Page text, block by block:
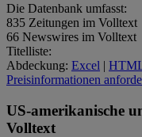
Die Datenbank umfasst:
835 Zeitungen im Volltext
66 Newswires im Volltext
Titelliste:
Abdeckung: Excel |
Preisinformationen
US-amerikanische
Volltext